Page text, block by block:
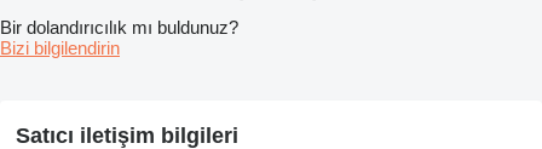
Bir dolandırıcılık mı buldunuz?
Bizi bilgilendirin
Satıcı iletişim bilgileri